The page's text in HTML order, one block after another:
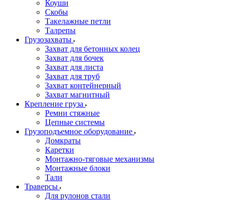
Коуши
Скобы
Такелажные петли
Талрепы
Грузозахваты
Захват для бетонных колец
Захват для бочек
Захват для листа
Захват для труб
Захват контейнерный
Захват магнитный
Крепление груза
Ремни стяжные
Цепные системы
Грузоподъемное оборудование
Домкраты
Каретки
Монтажно-тяговые механизмы
Монтажные блоки
Тали
Траверсы
Для рулонов стали